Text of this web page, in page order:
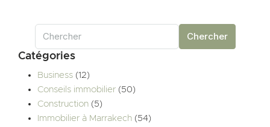
Chercher
Catégories
Business (12)
Conseils immobilier (50)
Construction (5)
Immobilier à Marrakech (54)